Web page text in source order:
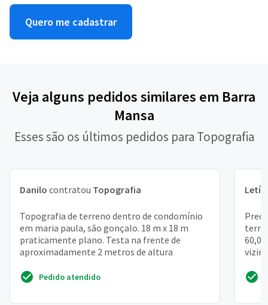
Quero me cadastrar
Veja alguns pedidos similares em Barra
Mansa
Esses são os últimos pedidos para Topografia
Danilo contratou Topografia
Topografia de terreno dentro de condomínio
em maria paula, são gonçalo. 18 m x 18 m
praticamente plano. Testa na frente de
aproximadamente 2 metros de altura
Pedido atendido